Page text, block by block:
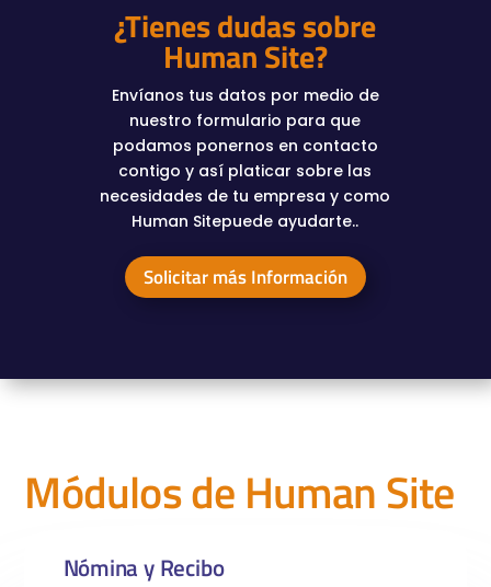
¿Tienes dudas sobre
Human Site?
Envíanos tus datos por medio de
nuestro formulario para que
podamos ponernos en contacto
contigo y así platicar sobre las
necesidades de tu empresa y como
Human Sitepuede ayudarte..
Solicitar más Información
Módulos de Human Site
Nómina y Recibo